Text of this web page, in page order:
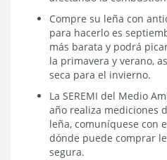
Compre su leña con
para hacerlo es
más barata y podrá
la primavera y verano,
seca para el invierno.
La SEREMI del Medio
año realiza mediciones
leña, comuníquese con
dónde puede comprar
segura.